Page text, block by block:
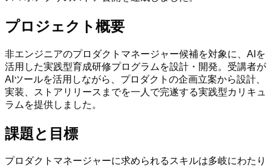
プロジェクト概要
非エンジニアのプロダクトマネージャー候補を対象に、AIを
活用した実践型育成研修プログラムを設計・開発。受講者が
AIツールを活用しながら、プロダクトの企画立案から設計、
実装、ストアリリースまでを一人で完遂する実践型カリキュ
ラムを提供しました。
課題と目標
プロダクトマネージャーに求められるスキルは多岐にわたり